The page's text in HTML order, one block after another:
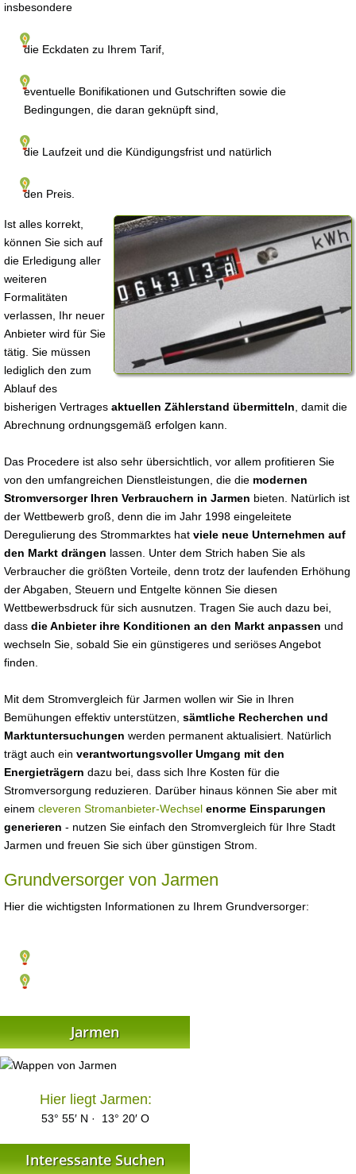
insbesondere
die Eckdaten zu Ihrem Tarif,
eventuelle Bonifikationen und Gutschriften sowie die
Bedingungen, die daran geknüpft sind,
die Laufzeit und die Kündigungsfrist und natürlich
den Preis.
Ist alles korrekt,
können Sie sich auf
die Erledigung aller
weiteren
Formalitäten
verlassen, Ihr neuer
Anbieter wird für Sie
tätig. Sie müssen
lediglich den zum
Ablauf des
bisherigen Vertrages aktuellen Zählerstand übermitteln , damit die
Abrechnung ordnungsgemäß erfolgen kann.
Das Procedere ist also sehr übersichtlich, vor allem profitieren Sie
von den umfangreichen Dienstleistungen, die die modernen
Stromversorger Ihren Verbrauchern in Jarmen bieten. Natürlich ist
der Wettbewerb groß, denn die im Jahr 1998 eingeleitete
Deregulierung des Strommarktes hat viele neue Unternehmen auf
den Markt drängen lassen. Unter dem Strich haben Sie als
Verbraucher die größten Vorteile, denn trotz der laufenden Erhöhung
der Abgaben, Steuern und Entgelte können Sie diesen
Wettbewerbsdruck für sich ausnutzen. Tragen Sie auch dazu bei,
dass die Anbieter ihre Konditionen an den Markt anpassen und
wechseln Sie, sobald Sie ein günstigeres und seriöses Angebot
finden.
Mit dem Stromvergleich für Jarmen wollen wir Sie in Ihren
Bemühungen effektiv unterstützen, sämtliche Recherchen und
Marktuntersuchungen werden permanent aktualisiert. Natürlich
trägt auch ein verantwortungsvoller Umgang mit den
Energieträgern dazu bei, dass sich Ihre Kosten für die
Stromversorgung reduzieren. Darüber hinaus können Sie aber mit
einem cleveren Stromanbieter-Wechsel enorme Einsparungen
generieren - nutzen Sie einfach den Stromvergleich für Ihre Stadt
Jarmen und freuen Sie sich über günstigen Strom.
Grundversorger von Jarmen
Hier die wichtigsten Informationen zu Ihrem Grundversorger:
Jarmen
Hier liegt Jarmen:
53° 55′ N · 13° 20′ O
Interessante Suchen